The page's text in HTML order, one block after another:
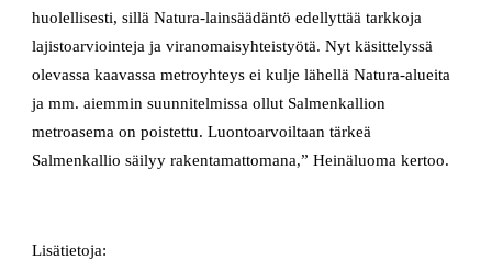
huolellisesti, sillä Natura-lainsäädäntö edellyttää tarkkoja
lajistoarviointeja ja viranomaisyhteistyötä. Nyt käsittelyssä
olevassa kaavassa metroyhteys ei kulje lähellä Natura-alueita
ja mm. aiemmin suunnitelmissa ollut Salmenkallion
metroasema on poistettu. Luontoarvoiltaan tärkeä
Salmenkallio säilyy rakentamattomana,” Heinäluoma kertoo.
Lisätietoja: